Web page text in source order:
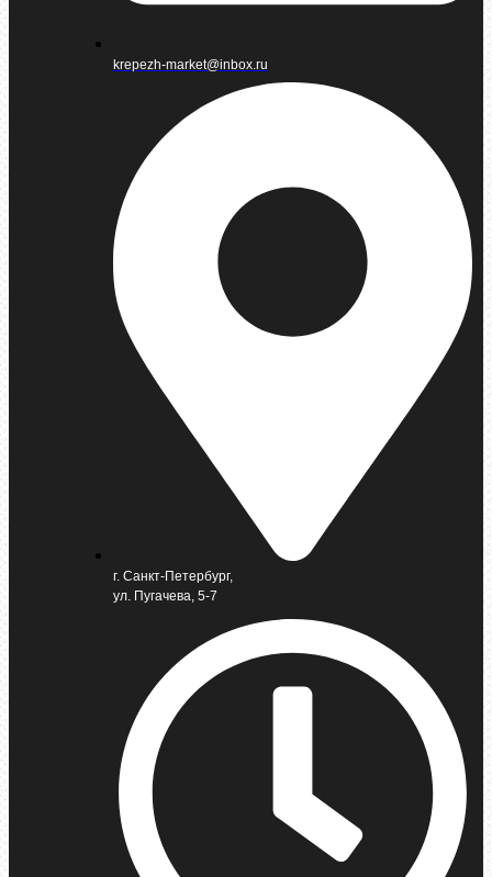
krepezh-market@inbox.ru
г. Санкт-Петербург,
ул. Пугачева, 5-7